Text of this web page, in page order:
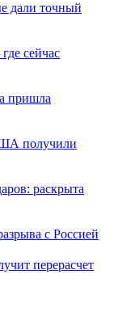
дали точный
сейчас
пришла
получили
раскрыта
с Россией
перерасчет